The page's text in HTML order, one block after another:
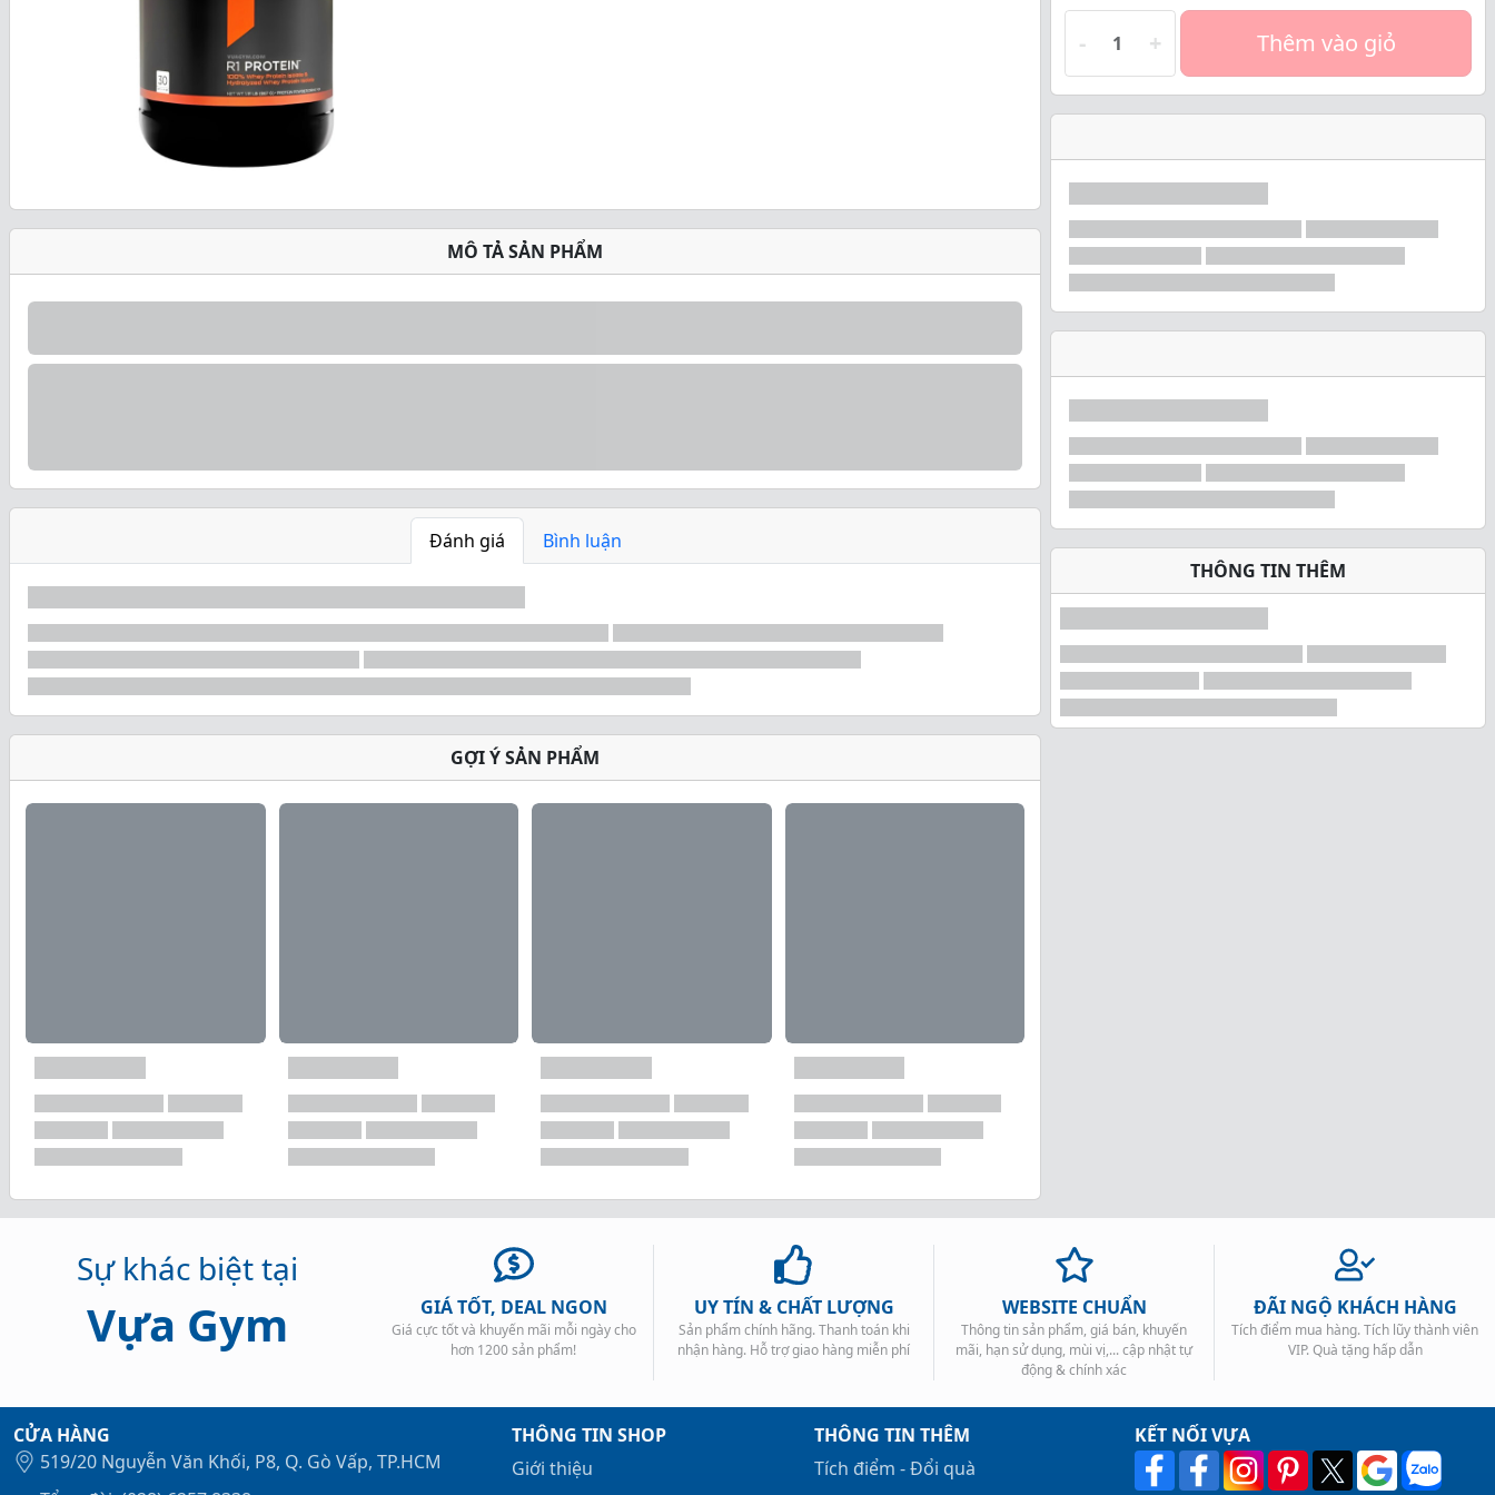
- + Thêm vào giỏ
THÔNG TIN THÊM
MÔ TẢ SẢN PHẨM
Đánh giá Bình luận
GỢI Ý SẢN PHẨM
Sự khác biệt tại
Vựa Gym GIÁ TỐT, DEAL NGON
Giá cực tốt và khuyến mãi mỗi ngày cho
hơn 1200 sản phẩm!
UY TÍN & CHẤT LƯỢNG
Sản phẩm chính hãng. Thanh toán khi
nhận hàng. Hỗ trợ giao hàng miễn phí
WEBSITE CHUẨN
Thông tin sản phẩm, giá bán, khuyến
mãi, hạn sử dụng, mùi vị,... cập nhật tự
động & chính xác
ĐÃI NGỘ KHÁCH HÀNG
Tích điểm mua hàng. Tích lũy thành viên
VIP. Quà tặng hấp dẫn
CỬA HÀNG
519/20 Nguyễn Văn Khối, P8, Q. Gò Vấp, TP.HCM
THÔNG TIN SHOP
Giới thiệu
THÔNG TIN THÊM
Tích điểm - Đổi quà
KẾT NỐI VỰA